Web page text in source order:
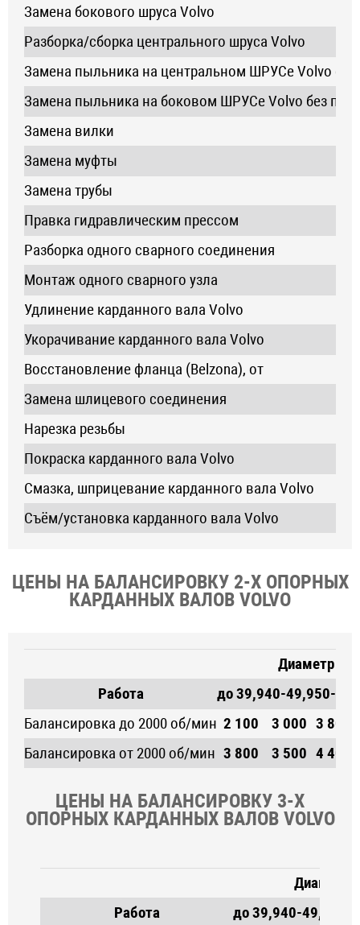
Замена бокового шруса Volvo
Разборка/сборка центрального шруса Volvo
Замена пыльника на центральном ШРУСе Volvo с
Замена пыльника на боковом ШРУСе Volvo без
Замена вилки
Замена муфты
Замена трубы
Правка гидравлическим прессом
Разборка одного сварного соединения
Монтаж одного сварного узла
Удлинение карданного вала Volvo
Укорачивание карданного вала Volvo
Восстановление фланца (Belzona), от
Замена шлицевого соединения
Нарезка резьбы
Покраска карданного вала Volvo
Смазка, шприцевание карданного вала Volvo
Съём/установка карданного вала Volvo
ЦЕНЫ НА БАЛАНСИРОВКУ 2-Х ОПОРНЫХ
КАРДАННЫХ ВАЛОВ VOLVO
Диаметр
Работа
до 39,940-49,950-52
Балансировка до 2000 об/мин 2 100 3 000 3 800
Балансировка от 2000 об/мин 3 800 3 500 4 400
ЦЕНЫ НА БАЛАНСИРОВКУ 3-Х
ОПОРНЫХ КАРДАННЫХ ВАЛОВ VOLVO
Диаметр
Работа
до 39,940-49,9